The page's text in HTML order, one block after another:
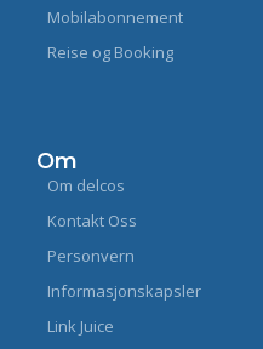
Mobilabonnement
Reise og Booking
Om
Om delcos
Kontakt Oss
Personvern
Informasjonskapsler
Link Juice